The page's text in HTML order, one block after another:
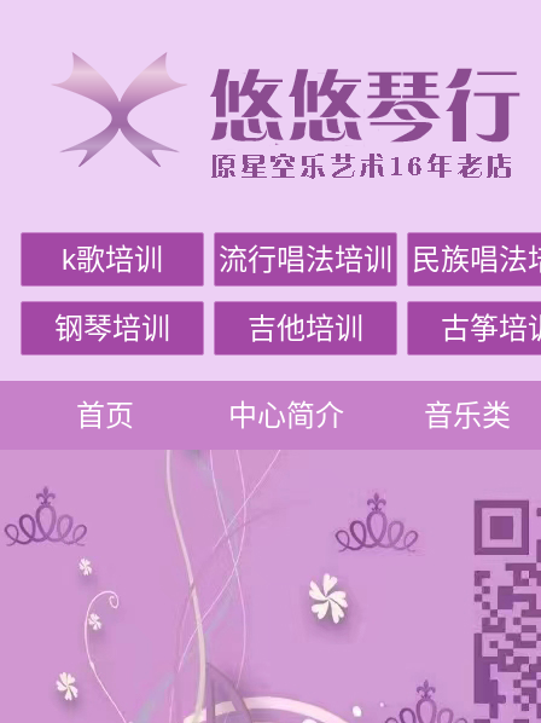
k歌培训 流行唱法培训 民族唱法
钢琴培训 吉他培训 古筝培
首页 中心简介 音乐类